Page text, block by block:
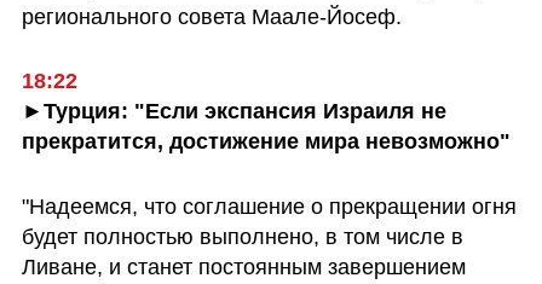
регионального совета Маале-Йосеф.
18:22
►Турция: "Если экспансия Израиля не
прекратится, достижение мира невозможно"
"Надеемся, что соглашение о прекращении огня
будет полностью выполнено, в том числе в
Ливане, и станет постоянным завершением